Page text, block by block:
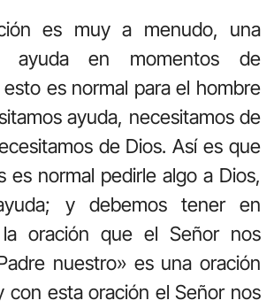
es muy a menudo, una
ayuda en momentos de
es normal para el hombre
ayuda, necesitamos de
de Dios. Así es que
es normal pedirle algo a Dios,
y debemos tener en
oración que el Señor nos
nuestro» es una oración
con esta oración el Señor nos